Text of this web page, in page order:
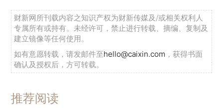
财新网所刊载内容之知识产权为财新传媒及/或相关权利人
专属所有或持有。未经许可，禁止进行转载、摘编、复制及
建立镜像等任何使用。
如有意愿转载，请发邮件至hello@caixin.com ，获得书面
确认及授权后，方可转载。
推荐阅读